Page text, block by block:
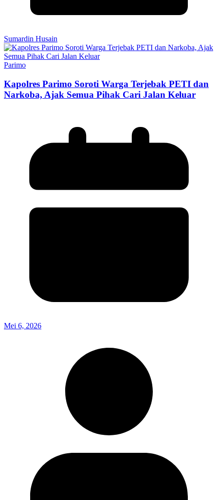
Sumardin Husain
Parimo
Kapolres Parimo Soroti Warga Terjebak PETI dan
Narkoba, Ajak Semua Pihak Cari Jalan Keluar
Mei 6, 2026